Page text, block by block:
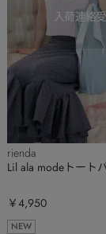
rienda
Lil ala modeトート
￥4,950
NEW